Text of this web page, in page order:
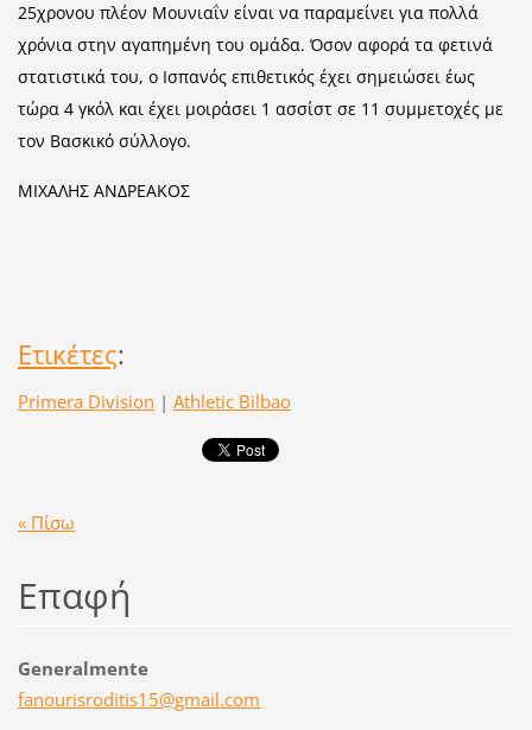
25χρονου πλέον Μουνιαΐν είναι να παραμείνει για πολλά
χρόνια στην αγαπημένη του ομάδα. Όσον αφορά τα φετινά
στατιστικά του, ο Ισπανός επιθετικός έχει σημειώσει έως
τώρα 4 γκόλ και έχει μοιράσει 1 ασσίστ σε 11 συμμετοχές με
τον Βασκικό σύλλογο.
ΜΙΧΑΛΗΣ ΑΝΔΡΕΑΚΟΣ
Ετικέτες:
Primera Division | Athletic Bilbao
« Πίσω
Επαφή
Generalmente
fanourisroditis1 5@gmail.com